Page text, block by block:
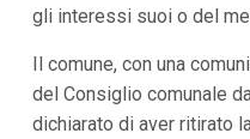
i
c
i
a
gli interessi suoi o del
Il comune, con una
del Consiglio comunale
dichiarato di aver ritirato